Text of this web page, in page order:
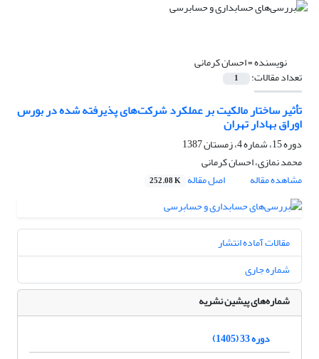
نویسنده =احسان کرمانی
تعداد مقالات: 1
تأثیر ساختار مالکیت بر عملکرد شرکت‌های پذیرفته شده در بورس
اوراق بهادار تهران
دوره 15، شماره 4، زمستان 1387
محمد نمازی، احسان کرمانی
مشاهده مقاله
اصل مقاله 252.08 K
مقالات آماده انتشار
شماره جاری
شماره‌های پیشین نشریه
دوره 33 (1405)